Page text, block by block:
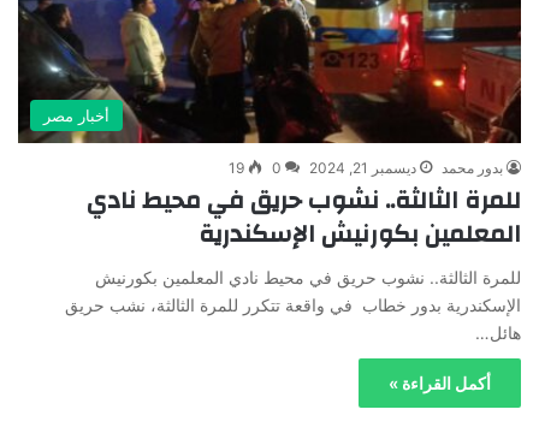
أخبار مصر
بدور محمد ديسمبر 21, 2024 0
19
للمرة الثالثة.. نشوب حريق في محيط نادي
المعلمين بكورنيش الإسكندرية
للمرة الثالثة.. نشوب حريق في محيط نادي المعلمين بكورنيش
الإسكندرية بدور خطاب في واقعة تتكرر للمرة الثالثة، نشب حريق
هائل…
أكمل القراءة »